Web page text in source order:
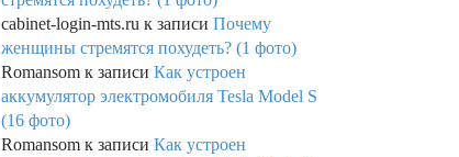
cabinet-login-mts.ru к записи Почему
женщины стремятся похудеть? (1 фото)
Romansom к записи Как устроен
аккумулятор электромобиля Tesla Model S
(16 фото)
Romansom к записи Как устроен